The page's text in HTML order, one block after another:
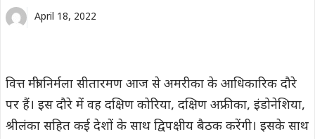
April 18, 2022
वित्त मंत्री निर्मला सीतारमण आज से अमरीका के आधिकारिक दौरे
पर हैं। इस दौरे में वह दक्षिण कोरिया, दक्षिण अफ्रीका, इंडोनेशिया,
श्रीलंका सहित कई देशों के साथ द्विपक्षीय बैठक करेंगी। इसके साथ